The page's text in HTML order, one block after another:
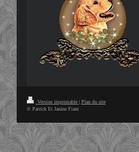
Version imprimable
Plan du site
© Patrick Et Janine Fiant